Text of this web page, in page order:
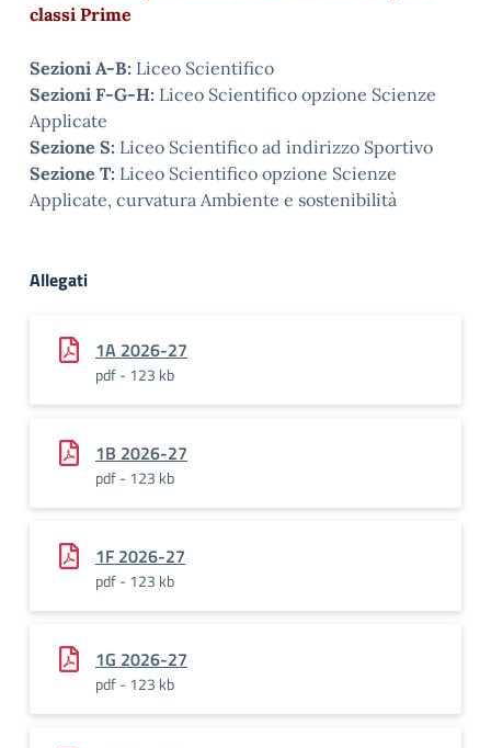
classi Prime
Sezioni A-B: Liceo Scientifico
Sezioni F-G-H: Liceo Scientifico opzione Scienze
Applicate
Sezione S: Liceo Scientifico ad indirizzo Sportivo
Sezione T: Liceo Scientifico opzione Scienze
Applicate, curvatura Ambiente e sostenibilità
Allegati
1A 2026-27
pdf - 123 kb
1B 2026-27
pdf - 123 kb
1F 2026-27
pdf - 123 kb
1G 2026-27
pdf - 123 kb